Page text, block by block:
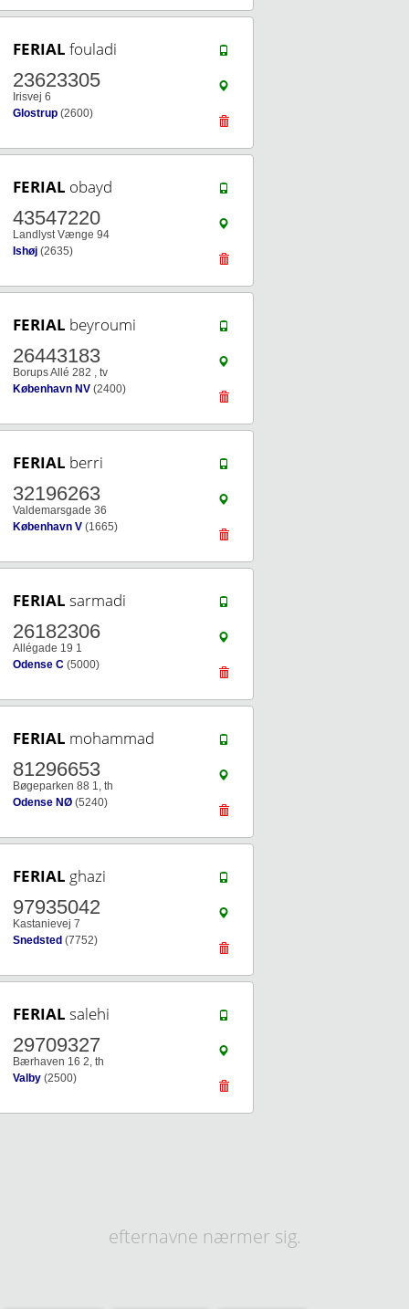
FERIAL fouladi
23623305
Irisvej 6
Glostrup (2600)
FERIAL obayd
43547220
Landlyst Vænge 94
Ishøj (2635)
FERIAL beyroumi
26443183
Borups Allé 282 , tv
København NV (2400)
FERIAL berri
32196263
Valdemarsgade 36
København V (1665)
FERIAL sarmadi
26182306
Allégade 19 1
Odense C (5000)
FERIAL mohammad
81296653
Bøgeparken 88 1, th
Odense NØ (5240)
FERIAL ghazi
97935042
Kastanievej 7
Snedsted (7752)
FERIAL salehi
29709327
Bærhaven 16 2, th
Valby (2500)
efternavne nærmer sig.